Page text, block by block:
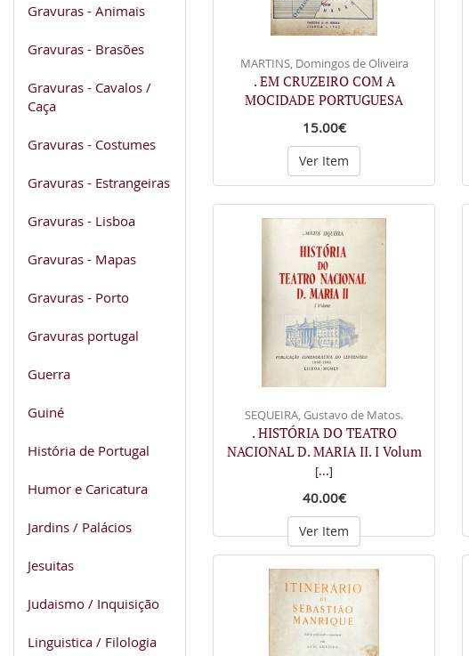
Gravuras - Animais
Gravuras - Brasões
Gravuras - Cavalos /
Caça
Gravuras - Costumes
Gravuras - Estrangeiras
Gravuras - Lisboa
Gravuras - Mapas
Gravuras - Porto
Gravuras portugal
Guerra
Guiné
História de Portugal
Humor e Caricatura
Jardins / Palácios
Jesuitas
Judaismo / Inquisição
Linguistica / Filologia
MARTINS, Domingos de Oliveira
. EM CRUZEIRO COM A
MOCIDADE PORTUGUESA
15.00€
Ver Item
SEQUEIRA, Gustavo de Matos.
. HISTÓRIA DO TEATRO
NACIONAL D. MARIA II. I Volum
[...]
40.00€
Ver Item